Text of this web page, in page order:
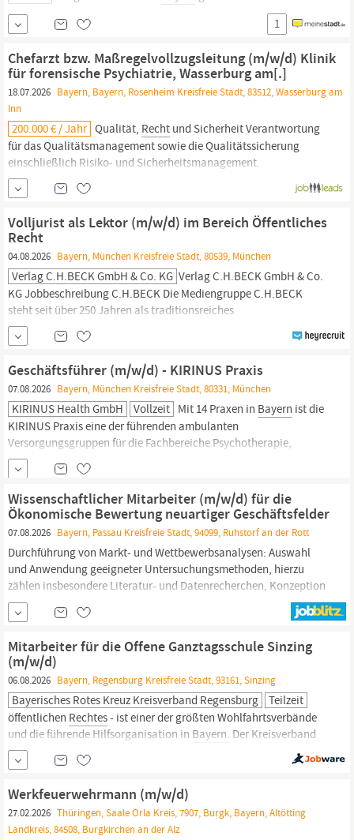
insbesondere verantwortlich für den Schutz und die Sicherheit im
Freistaat, kümmern uns um die Demokratie und den
Rechtsstaat,
Unser Anspruch und Selbstverständnis sind, den Bürgerinnen und
Bürgern eine moderne und...
1
Chefarzt bzw. Maßregelvollzugsleitung (m/w/d) Klinik
für forensische Psychiatrie, Wasserburg am[.]
18.07.2026 Bayern, Bayern, Rosenheim Kreisfreie Stadt, 83512, Wasserburg am
Inn
200.000 € / Jahr Qualität, Recht und Sicherheit Verantwortung
für das Qualitätsmanagement sowie die Qualitätssicherung
einschließlich Risiko- und Sicherheitsmanagement.
Sicherstellung der Einhaltung der einschlägigen gesetzlichen
Grundlagen des Maßregelvollzugs sowie angrenzender
Weiterentwicklung von Sicherheits- und...
Volljurist als Lektor (m/w/d) im Bereich Öffentliches
Recht
04.08.2026 Bayern, München Kreisfreie Stadt, 80539, München
Verlag C.H.BECK GmbH & Co. KG Verlag C.H.BECK GmbH & Co.
KG Jobbeschreibung C.H.BECK Die Mediengruppe C.H.BECK
steht seit über 250 Jahren als traditionsreiches
Familienunternehmen für Verlässlichkeit, Innovation und höchste
Qualität. Sie zeichnet sich durch ein breites Portfolio aus, das von
und geisteswissenschaftlichen Publikationen
Geschäftsführer (m/w/d) - KIRINUS Praxis
07.08.2026 Bayern, München Kreisfreie Stadt, 80331, München
KIRINUS Health GmbH Vollzeit Mit 14 Praxen in Bayern ist die
KIRINUS Praxis eine der führenden ambulanten
Versorgungsgruppen für die Fachbereiche Psychotherapie,
Psychiatrie, Allgemeinmedizin, Neurologie, Pädiatrie,
Dermatologie und Physiotherapie in
physischen Standorten bauen wir unser deutschlandweites
digitales Angebot sukzessive im...
Wissenschaftlicher Mitarbeiter (m/w/d) für die
Ökonomische Bewertung neuartiger Geschäftsfelder
07.08.2026 Bayern, Passau Kreisfreie Stadt, 94099, Ruhstorf an der Rott
Durchführung von Markt- und Wettbewerbsanalysen: Auswahl
und Anwendung geeigneter Untersuchungsmethoden, hierzu
zählen insbesondere Literatur- und Datenrecherchen, Konzeption
und Durchführung qualitativer und quantitativer Erhebungen wie
auch die Analyse von Marktvolumen, Marktstrukturen, dem
Mitarbeiter für die Offene Ganztagsschule Sinzing
(m/w/d)
06.08.2026 Bayern, Regensburg Kreisfreie Stadt, 93161, Sinzing
Bayerisches Rotes Kreuz Kreisverband Regensburg
Teilzeit
öffentlichen Rechtes- ist einer der größten Wohlfahrtsverbände
und die führende Hilfsorganisation in Bayern. Der Kreisverband
Regensburg des Bayerischen Roten Kreuzes beschäftigt rund
1.600 Mitarbeiterinnen und Mitarbeiter. Für die Verstärkung
unseres Teams suchen wir ab sofort eine Mitarbeiter für die Offene
Ganztagsschule Sinzing (m...
Werkfeuerwehrmann (m/w/d)
27.02.2026 Thüringen, Saale Orla Kreis, 7907, Burgk, Bayern, Altötting
Landkreis, 84508, Burgkirchen an der Alz